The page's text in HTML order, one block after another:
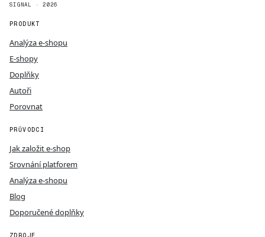
SIGNAL · 2026
PRODUKT
Analýza e-shopu
E-shopy
Doplňky
Autoři
Porovnat
PRŮVODCI
Jak založit e-shop
Srovnání platforem
Analýza e-shopu
Blog
Doporučené doplňky